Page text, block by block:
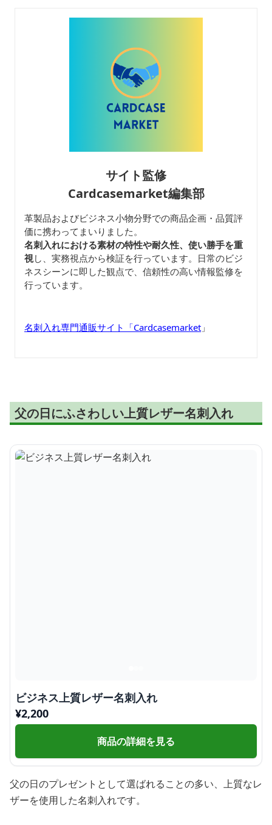
サイト監修
Cardcasemarket編集部
革製品およびビジネス小物分野での商品企画・品質評
価に携わってまいりました。
名刺入れにおける素材の特性や耐久性、使い勝手を重
視し、実務視点から検証を行っています。日常のビジ
ネスシーンに即した観点で、信頼性の高い情報監修を
行っています。
名刺入れ専門通販サイト「Cardcasemarket 」
父の日にふさわしい上質レザー名刺入れ
ビジネス上質レザー名刺入れ
¥2,200
商品の詳細を見る
父の日のプレゼントとして選ばれることの多い、上質なレ
ザーを使用した名刺入れです。